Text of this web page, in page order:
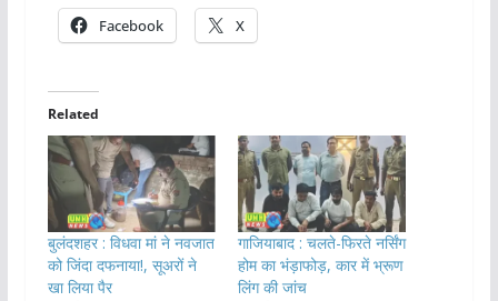
Facebook X
Related
बुलंदशहर : विधवा मां ने नवजात
को जिंदा दफनाया!, सूअरों ने
खा लिया पैर
गाजियाबाद : चलते-फिरते नर्सिंग
होम का भंड़ाफोड़, कार में भ्रूण
लिंग की जांच